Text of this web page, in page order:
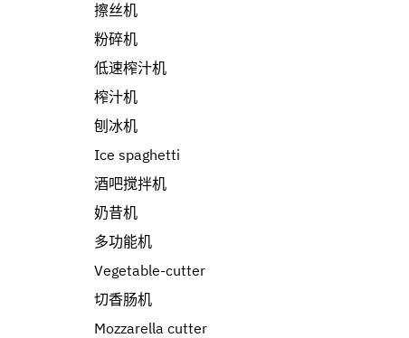
擦丝机
粉碎机
低速榨汁机
榨汁机
刨冰机
Ice spaghetti
酒吧搅拌机
奶昔机
多功能机
Vegetable-cutter
切香肠机
Mozzarella cutter